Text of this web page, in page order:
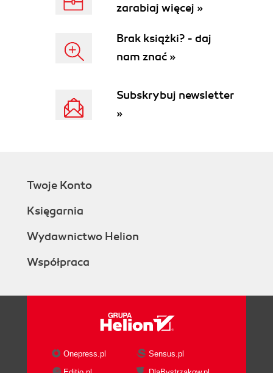
zarabiaj więcej »
Brak książki? - daj
nam znać »
Subskrybuj newsletter
»
Twoje Konto
Księgarnia
Wydawnictwo Helion
Współpraca
Onepress.pl
Sensus.pl